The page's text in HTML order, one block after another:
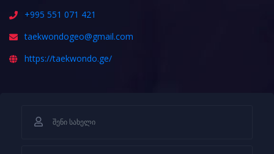
+995 551 071 421
taekwondogeo@gmail.com
https://taekwondo.ge/